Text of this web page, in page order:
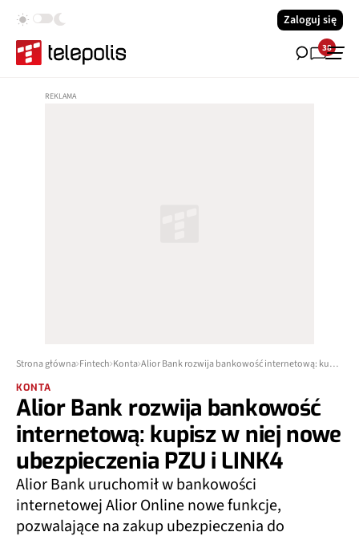
Zaloguj się
38
Strona główna Fintech Konta Alior Bank rozwija bankowość internetową: kupisz w niej nowe ubezpieczenia PZU i LINK4
KONTA
Alior Bank rozwija bankowość
internetową: kupisz w niej nowe
ubezpieczenia PZU i LINK4
Alior Bank uruchomił w bankowości
internetowej Alior Online nowe funkcje,
pozwalające na zakup ubezpieczenia do